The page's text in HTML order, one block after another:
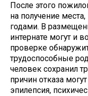
После этого
на получение
годами. В
интернате могут и
проверке
трудоспособные
человек сохранил
причин отказа
эпилепсия,